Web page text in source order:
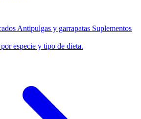
Antipulgas y garrapatas Suplementos
especie y tipo de dieta.